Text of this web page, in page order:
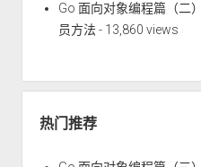
Go 面向对象编程篇（二
员方法- 13,860 views
热门推荐